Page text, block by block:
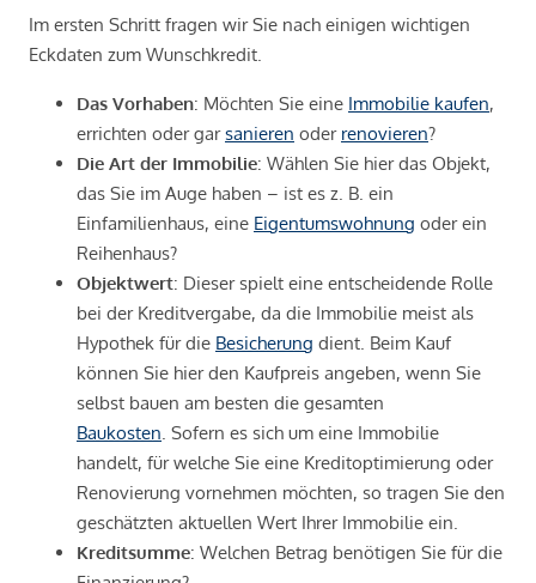
Im ersten Schritt fragen wir Sie nach einigen wichtigen
Eckdaten zum Wunschkredit.
Das Vorhaben: Möchten Sie eine Immobilie kaufen,
errichten oder garsanieren oder renovieren?
Die Art der Immobilie: Wählen Sie hier das Objekt,
das Sie im Auge haben – ist es z. B. ein
Einfamilienhaus, eine Eigentumswohnung oder ein
Reihenhaus?
Objektwert: Dieser spielt eine entscheidende Rolle
bei der Kreditvergabe, da die Immobilie meist als
Hypothek für die Besicherung dient. Beim Kauf
können Sie hier den Kaufpreis angeben, wenn Sie
selbst bauen am besten die gesamten
Baukosten . Sofern es sich um eine Immobilie
handelt, für welche Sie eine Kreditoptimierung oder
Renovierung vornehmen möchten, so tragen Sie den
geschätzten aktuellen Wert Ihrer Immobilie ein.
Kreditsumme: Welchen Betrag benötigen Sie für die